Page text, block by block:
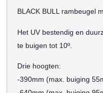
BLACK BULL rambeugel
Het UV bestendig en
te buigen tot 10º.
Drie hoogten:
-390mm (max. buiging